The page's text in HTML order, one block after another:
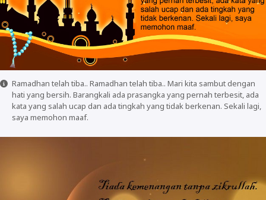
Ramadhan telah tiba.. Ramadhan telah tiba.. Mari kita sambut dengan
hati yang bersih. Barangkali ada prasangka yang pernah terbesit, ada
kata yang salah ucap dan ada tingkah yang tidak berkenan. Sekali lagi,
saya memohon maaf.